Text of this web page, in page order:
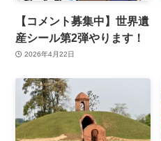
【コメント募集中】世界遺
産シール第2弾やります！
2026年4月22日